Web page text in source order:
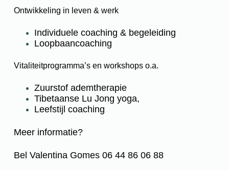
Ontwikkeling in leven & werk
Individuele coaching & begeleiding
Loopbaancoaching
Vitaliteitprogramma’s en workshops o.a.
Zuurstof ademtherapie
Tibetaanse Lu Jong yoga,
Leefstijl coaching
Meer informatie?
Bel Valentina Gomes 06 44 86 06 88